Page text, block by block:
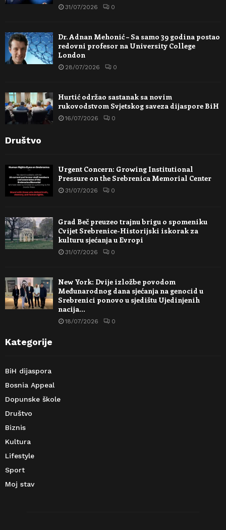
31/07/2026 0
Dr. Adnan Mehonić – Sa samo 39 godina postao
redovni profesor na University College
London
28/07/2026 0
Hurtić održao sastanak sa novim
rukovodstvom Svjetskog saveza dijaspore BiH
16/07/2026 0
Društvo
Urgent Concern: Growing Institutional
Pressure on the Srebrenica Memorial Center
31/07/2026 0
Grad Beč preuzeo trajnu brigu o spomeniku
Cvijet Srebrenice-Historijski iskorak za
kulturu sjećanja u Evropi
31/07/2026 0
New York: Dvije izložbe povodom
Međunarodnog dana sjećanja na genocid u
Srebrenici ponovo u sjedištu Ujedinjenih
nacija…
18/07/2026 0
Kategorije
BiH dijaspora
Bosnia Appeal
Dopunske škole
Društvo
Biznis
Kultura
Lifestyle
Sport
Moj stav